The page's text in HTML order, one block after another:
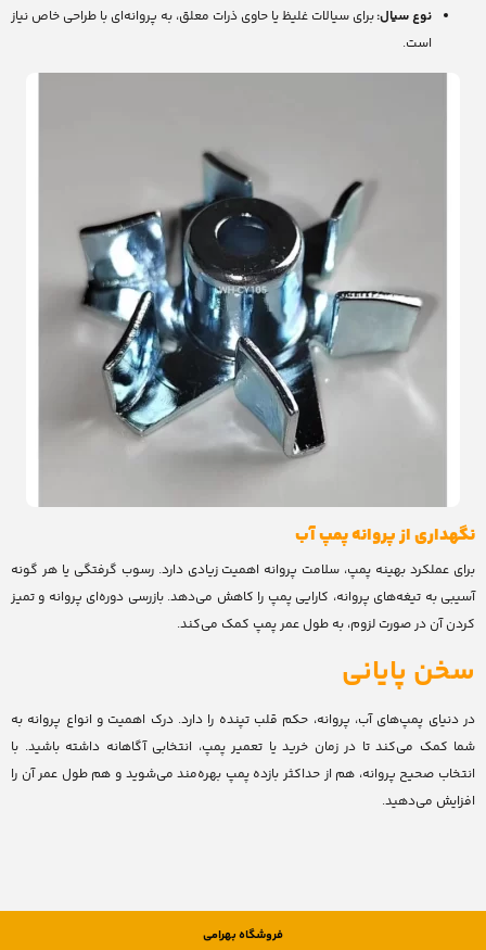
نوع سیال:برای سیالات غلیظ یا حاوی ذرات معلق، به پروانه‌ای با طراحی خاص نیاز
است.
نگهداری از پروانه پمپ آب
برای عملکرد بهینه پمپ، سلامت پروانه اهمیت زیادی دارد. رسوب گرفتگی یا هر گونه
آسیبی به تیغه‌های پروانه، کارایی پمپ را کاهش می‌دهد. بازرسی دوره‌ای پروانه و تمیز
کردن آن در صورت لزوم، به طول عمر پمپ کمک می‌کند.
سخن پایانی
در دنیای پمپ‌های آب، پروانه، حکم قلب تپنده را دارد. درک اهمیت و انواع پروانه به
شما کمک می‌کند تا در زمان خرید یا تعمیر پمپ، انتخابی آگاهانه داشته باشید. با
انتخاب صحیح پروانه، هم از حداکثر بازده پمپ بهره‌مند می‌شوید و هم طول عمر آن را
افزایش می‌دهید.
فروشگاه بهرامی